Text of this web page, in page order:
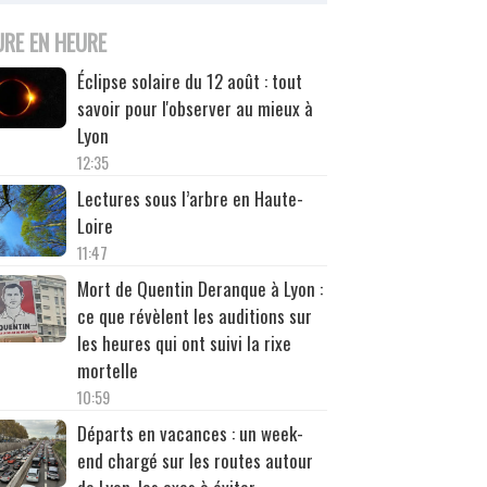
EN HEURE
Éclipse solaire du 12 août : tout
savoir pour l'observer au mieux à
Lyon
12:35
Lectures sous l’arbre en Haute-
Loire
11:47
Mort de Quentin Deranque à Lyon :
ce que révèlent les auditions sur
les heures qui ont suivi la rixe
mortelle
10:59
Départs en vacances : un week-
end chargé sur les routes autour